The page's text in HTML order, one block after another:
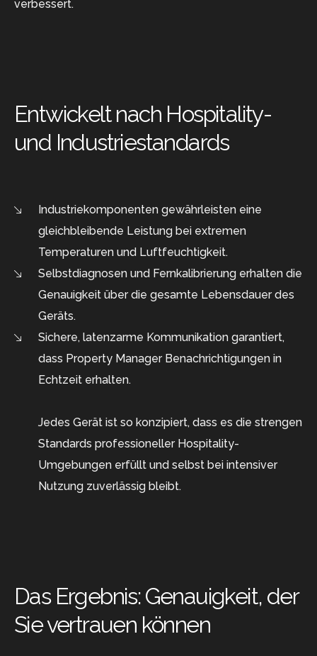
verbessert.
Entwickelt nach Hospitality-
und Industriestandards
Industriekomponenten gewährleisten eine
gleichbleibende Leistung bei extremen
Temperaturen und Luftfeuchtigkeit.
Selbstdiagnosen und Fernkalibrierung erhalten die
Genauigkeit über die gesamte Lebensdauer des
Geräts.
Sichere, latenzarme Kommunikation garantiert,
dass Property Manager Benachrichtigungen in
Echtzeit erhalten.
Jedes Gerät ist so konzipiert, dass es die strengen
Standards professioneller Hospitality-
Umgebungen erfüllt und selbst bei intensiver
Nutzung zuverlässig bleibt.
Das Ergebnis: Genauigkeit, der
Sie vertrauen können